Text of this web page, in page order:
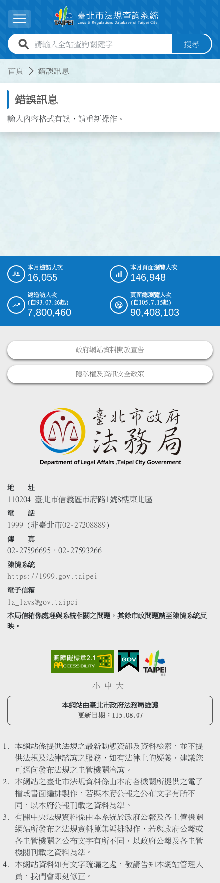
展開選單
全站查詢關鍵字欄位 搜尋
首頁 錯誤訊息
錯誤訊息
輸入內容格式有誤，請重新操作。
::: 本月造訪人次
16,055
本月頁面瀏覽人次
146,948
總造訪人次
(自93.07.26起)
7,800,460
頁面總瀏覽人次
(自105.7.15起)
90,408,103
政府網站資料開放宣告
隱私權及資訊安全政策
地 址
110204 臺北市信義區市府路1號8樓東北區
電 話
1999 (非臺北市02-27208889)
傳 真
02-27596695、02-27593266
陳情系統
https://1999.gov.taipei
電子信箱
la_laws@gov.taipei
本局信箱係處理與系統相關之問題，其餘市政問題請至陳情系統反
映。
小 中 大
本網站由臺北市政府法務局維護
更新日期： 115.08.07
本網站係提供法規之最新動態資訊及資料檢索，並不提
供法規及法律諮詢之服務，如有法律上的疑義，建議您
可逕向發布法規之主管機關洽詢。
本網站之臺北市法規資料係由本府各機關所提供之電子
檔或書面編排製作，若與本府公報之公布文字有所不
同，以本府公報刊載之資料為準。
有關中央法規資料係由本系統於政府公報及各主管機關
網站所發布之法規資料蒐集編排製作，若與政府公報或
各主管機關之公布文字有所不同，以政府公報及各主管
機關刊載之資料為準。
本網站資料如有文字疏漏之處，敬請告知本網站管理人
員，我們會即刻修正。